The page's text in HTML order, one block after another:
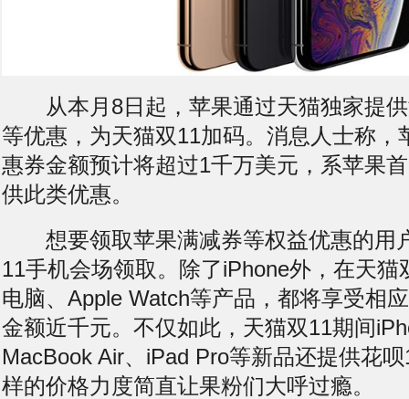
从本月8日起，苹果通过天猫独家提供
等优惠，为天猫双11加码。消息人士称，
惠券金额预计将超过1千万美元，系苹果
供此类优惠。
想要领取苹果满减券等权益优惠的用
11手机会场领取。除了iPhone外，在天猫
电脑、Apple Watch等产品，都将享受相
金额近千元。不仅如此，天猫双11期间
MacBook Air、iPad Pro等新品还提供花
样的价格力度简直让果粉们大呼过瘾。